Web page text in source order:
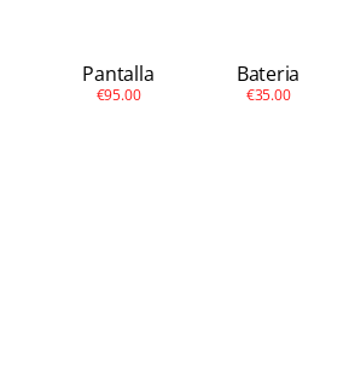
Pantalla
€95.00
Bateria
€35.00